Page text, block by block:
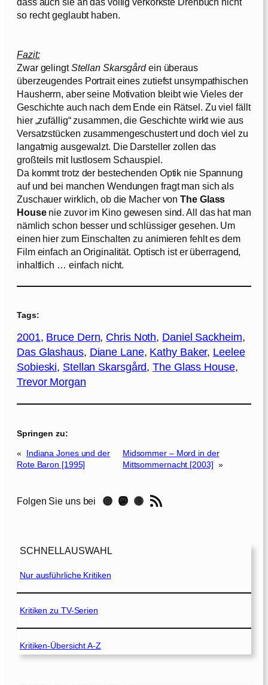
so recht geglaubt haben.
Fazit:
Zwar gelingtStellan Skarsgårdein überaus
überzeugendes Portrait eines zutiefst unsympathischen
Hausherrn, aber seine Motivation bleibt wie Vieles der
Geschichte auch nach dem Ende ein Rätsel. Zu viel fällt
hier „zufällig“ zusammen, die Geschichte wirkt wie aus
Versatzstücken zusammengeschustert und doch viel zu
langatmig ausgewalzt. Die Darsteller zollen das
großteils mit lustlosem Schauspiel.
Da kommt trotz der bestechenden Optik nie Spannung
auf und bei manchen Wendungen fragt man sich als
Zuschauer wirklich, ob die Macher vonThe Glass
Housenie zuvor im Kino gewesen sind. All das hat man
nämlich schon besser und schlüssiger gesehen. Um
einen hier zum Einschalten zu animieren fehlt es dem
Film einfach an Originalität. Optisch ist er überragend,
inhaltlich … einfach nicht.
Tags:
2001, Bruce Dern, Chris Noth, Daniel Sackheim
Das Glashaus, Diane Lane, Kathy Baker, Leelee
Sobieski, Stellan Skarsgård, The Glass House
Trevor Morgan
Springen zu:
«
Indiana Jones und der
Rote Baron [1995]
Midsommer – Mord in der
Mittsommernacht [2003] »
Folgen Sie uns bei Instagram Mastodon Threads RSS-Feed
SCHNELLAUSWAHL
Nur ausführliche Kritiken
Kritiken zu TV-Serien
Kritiken-Übersicht A-Z